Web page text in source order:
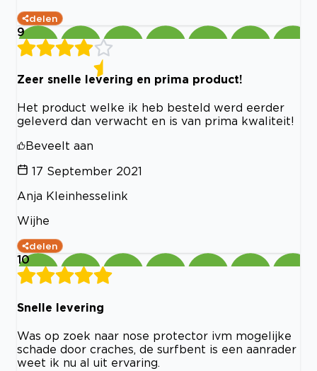
delen
9
Zeer snelle levering en prima product!
Het product welke ik heb besteld werd eerder
geleverd dan verwacht en is van prima kwaliteit!
Beveelt aan
17 September 2021
Anja Kleinhesselink
Wijhe
delen
10
Snelle levering
Was op zoek naar nose protector ivm mogelijke
schade door craches, de surfbent is een aanrader
weet ik nu al uit ervaring.